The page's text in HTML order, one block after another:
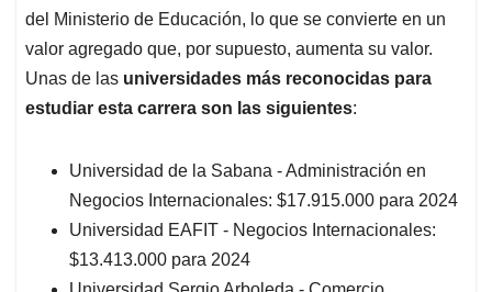
del Ministerio de Educación, lo que se convierte en un
valor agregado que, por supuesto, aumenta su valor.
Unas de las universidades más reconocidas para
estudiar esta carrera son las siguientes:
Universidad de la Sabana - Administración en
Negocios Internacionales: $17.915.000 para 2024
Universidad EAFIT - Negocios Internacionales:
$13.413.000 para 2024